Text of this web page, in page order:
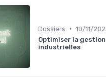
Dossiers • 10/11/
Optimiser la
industrielles